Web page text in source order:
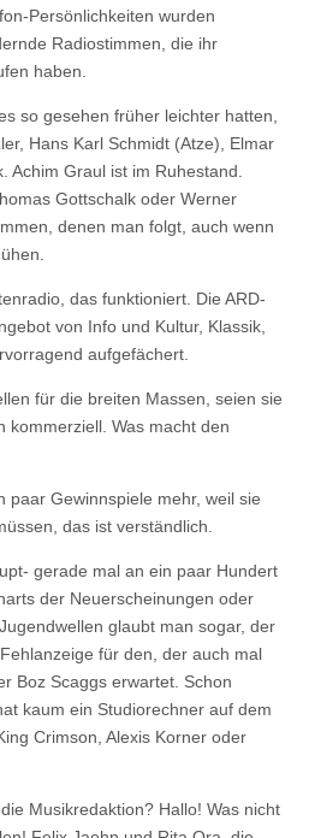
Persönlichkeiten wurden
Radiostimmen, die ihr
haben.
so gesehen früher leichter hatten,
Hans Karl Schmidt (Atze), Elmar
Achim Graul ist im Ruhestand.
Gottschalk oder Werner
denen man folgt, auch wenn
das funktioniert. Die ARD-
von Info und Kultur, Klassik,
aufgefächert.
für die breiten Massen, seien sie
kommerziell. Was macht den
paar Gewinnspiele mehr, weil sie
das ist verständlich.
gerade mal an ein paar Hundert
der Neuerscheinungen oder
glaubt man sogar, der
für den, der auch mal
Boz Scaggs erwartet. Schon
kaum ein Studiorechner auf dem
Crimson, Alexis Korner oder
Musikredaktion? Hallo! Was nicht